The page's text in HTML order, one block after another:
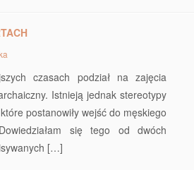
czasach podział na zajęcia
Istnieją jednak stereotypy
postanowiły wejść do męskiego
się tego od dwóch
[…]